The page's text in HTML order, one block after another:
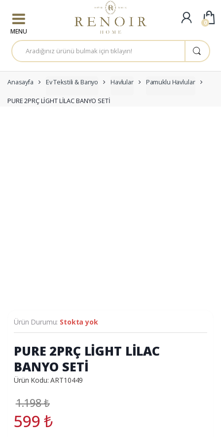
A
r
a
a
:
Anasayfa Ev Tekstili & Banyo Havlular Pamuklu Havlular
PURE 2PRÇ LİGHT LİLAC BANYO SETİ
Ürün Durumu: Stokta yok
PURE 2PRÇ LİGHT LİLAC
BANYO SETİ
Ürün Kodu: ART10449
1.198₺
599₺
0